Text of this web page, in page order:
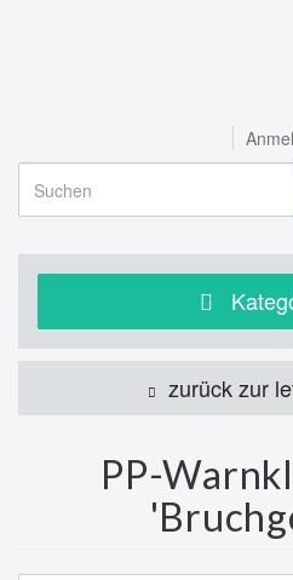
zurück zur
PP-